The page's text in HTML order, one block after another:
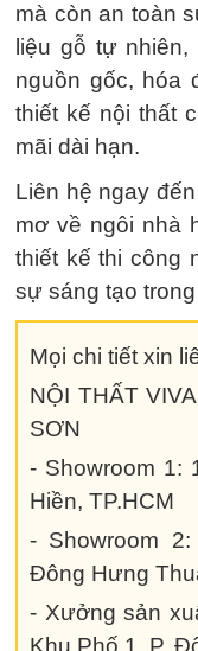
mà còn an toàn
liệu gỗ tự
nguồn gốc, hóa
thiết kế nội thất
mãi dài hạn.
Liên hệ ngay
mơ về ngôi nhà
thiết kế thi công
sự sáng tạo
Mọi chi tiết xin
NỘI THẤT
SƠN
- Showroom 1:
Hiền, TP.HCM
- Showroom
Đông Hưng
- Xưởng sản
Khu Phố 1, P.